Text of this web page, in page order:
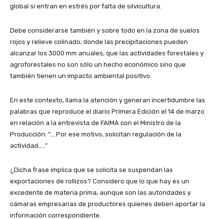
global si entran en estrés por falta de silvicultura.
Debe considerarse también y sobre todo en la zona de suelos
rojos y relieve colinado, donde las precipitaciones pueden
alcanzar los 3000 mm anuales, que las actividades forestales y
agroforestales no son sólo un hecho económico sino que
también tienen un impacto ambiental positivo.
En este contexto, llama la atención y generan incertidumbre las
palabras que reproduce el diario Primera Edición el 14 de marzo
en relación a la entrevista de FAIMA con el Ministro de la
Producción: “….Por ese motivo, solicitan regulación de la
actividad…..”
¿Dicha frase implica que se solicita se suspendan las
exportaciones de rollizos? Considero que lo que hay es un
excedente de materia prima, aunque son las autoridades y
cámaras empresarias de productores quienes deben aportar la
información correspondiente.